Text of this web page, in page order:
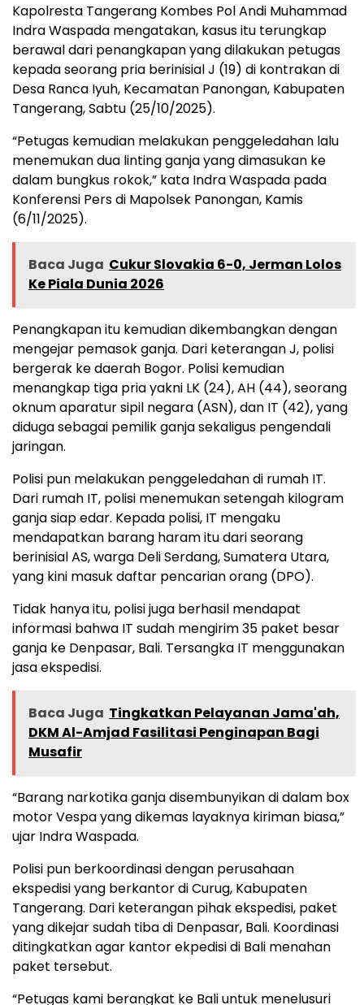
Kapolresta Tangerang Kombes Pol Andi Muhammad
Indra Waspada mengatakan, kasus itu terungkap
berawal dari penangkapan yang dilakukan petugas
kepada seorang pria berinisial J (19) di kontrakan di
Desa Ranca Iyuh, Kecamatan Panongan, Kabupaten
Tangerang, Sabtu (25/10/2025).
“Petugas kemudian melakukan penggeledahan lalu
menemukan dua linting ganja yang dimasukan ke
dalam bungkus rokok,” kata Indra Waspada pada
Konferensi Pers di Mapolsek Panongan, Kamis
(6/11/2025).
Baca Juga Cukur Slovakia 6-0, Jerman Lolos
Ke Piala Dunia 2026
Penangkapan itu kemudian dikembangkan dengan
mengejar pemasok ganja. Dari keterangan J, polisi
bergerak ke daerah Bogor. Polisi kemudian
menangkap tiga pria yakni LK (24), AH (44), seorang
oknum aparatur sipil negara (ASN), dan IT (42), yang
diduga sebagai pemilik ganja sekaligus pengendali
jaringan.
Polisi pun melakukan penggeledahan di rumah IT.
Dari rumah IT, polisi menemukan setengah kilogram
ganja siap edar. Kepada polisi, IT mengaku
mendapatkan barang haram itu dari seorang
berinisial AS, warga Deli Serdang, Sumatera Utara,
yang kini masuk daftar pencarian orang (DPO).
Tidak hanya itu, polisi juga berhasil mendapat
informasi bahwa IT sudah mengirim 35 paket besar
ganja ke Denpasar, Bali. Tersangka IT menggunakan
jasa ekspedisi.
Baca Juga Tingkatkan Pelayanan Jama'ah,
DKM Al-Amjad Fasilitasi Penginapan Bagi
Musafir
“Barang narkotika ganja disembunyikan di dalam box
motor Vespa yang dikemas layaknya kiriman biasa,”
ujar Indra Waspada.
Polisi pun berkoordinasi dengan perusahaan
ekspedisi yang berkantor di Curug, Kabupaten
Tangerang. Dari keterangan pihak ekspedisi, paket
yang dikejar sudah tiba di Denpasar, Bali. Koordinasi
ditingkatkan agar kantor ekpedisi di Bali menahan
paket tersebut.
“Petugas kami berangkat ke Bali untuk menelusuri